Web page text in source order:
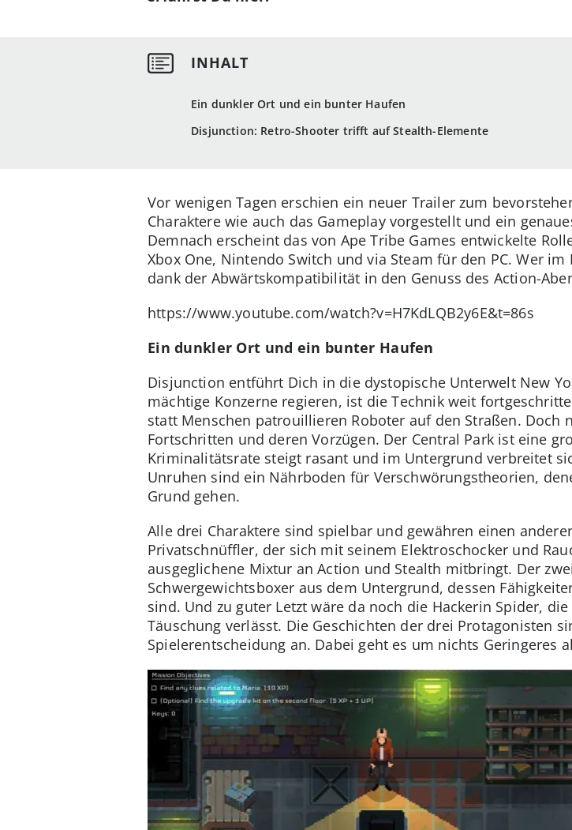
Ein dunkler Ort und ein bunter Haufen
Disjunction: Retro-Shooter trifft auf Stealth-Elemente
Vor wenigen Tagen erschien ein neuer Trailer zum
Charaktere wie auch das Gameplay vorgestellt und ein
Demnach erscheint das von Ape Tribe Games entwickelte
Xbox One, Nintendo Switch und via Steam für den PC. Wer im
dank der Abwärtskompatibilität in den Genuss des Action-
https://www.youtube.com/watch?v=H7KdLQB2y6E&t=86s
Ein dunkler Ort und ein bunter Haufen
Disjunction entführt Dich in die dystopische Unterwelt New
mächtige Konzerne regieren, ist die Technik weit
statt Menschen patrouillieren Roboter auf den Straßen. Doch
Fortschritten und deren Vorzügen. Der Central Park ist eine
Kriminalitätsrate steigt rasant und im Untergrund verbreitet
Unruhen sind ein Nährboden für Verschwörungstheorien,
Grund gehen.
Alle drei Charaktere sind spielbar und gewähren einen
Privatschnüffler, der sich mit seinem Elektroschocker und
ausgeglichene Mixtur an Action und Stealth mitbringt. Der
Schwergewichtsboxer aus dem Untergrund, dessen
sind. Und zu guter Letzt wäre da noch die Hackerin Spider,
Täuschung verlässt. Die Geschichten der drei Protagonisten
Spielerentscheidung an. Dabei geht es um nichts Geringeres